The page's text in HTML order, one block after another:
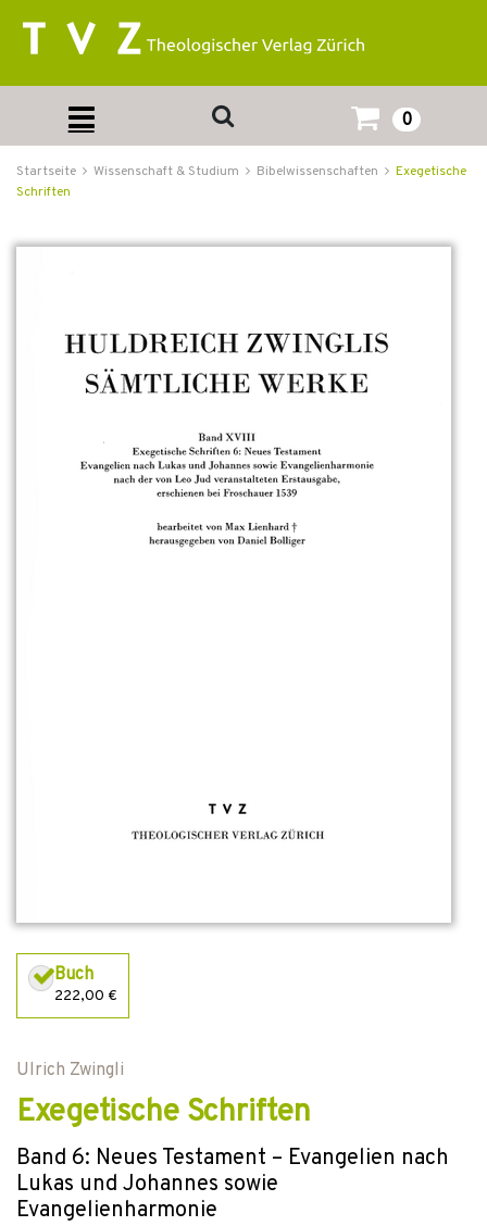
0
Startseite Wissenschaft & Studium Bibelwissenschaften
Exegetische
Schriften
Buch
222,00 €
Ulrich Zwingli
Exegetische Schriften
Band 6: Neues Testament – Evangelien nach
Lukas und Johannes sowie
Evangelienharmonie